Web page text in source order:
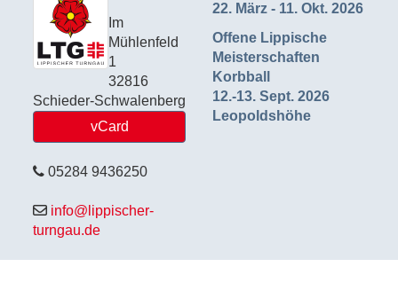
Im
Mühlenfeld
1
32816
Schieder-Schwalenberg
vCard
05284 9436250
info@lippischer-
turngau.de
22. März - 11. Okt. 2026
Offene Lippische
Meisterschaften
Korbball
12.-13. Sept. 2026
Leopoldshöhe